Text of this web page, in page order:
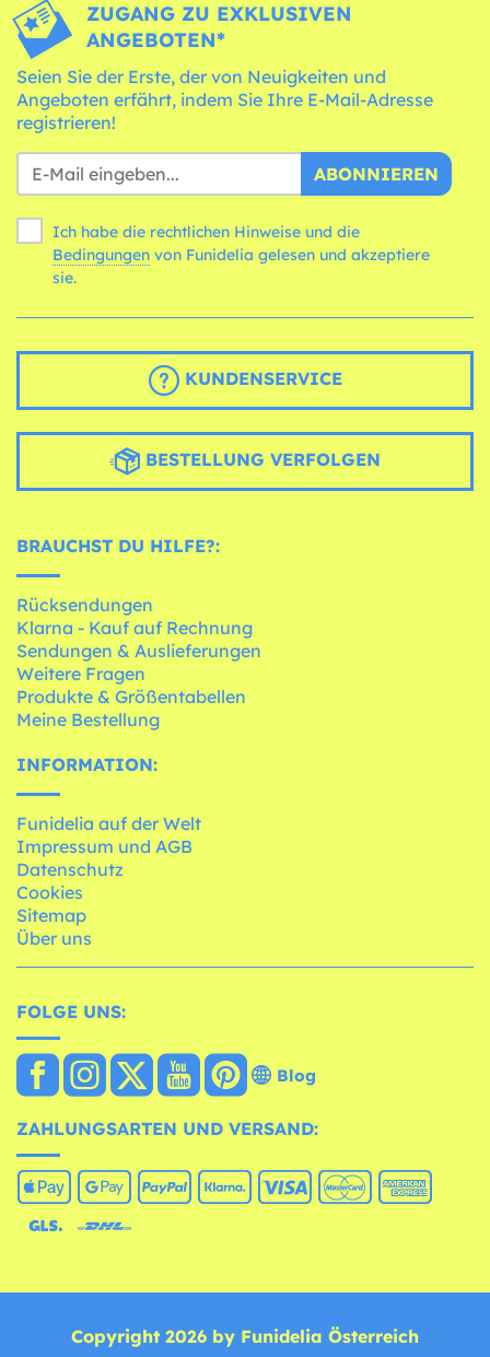
ZUGANG ZU EXKLUSIVEN
ANGEBOTEN*
Seien Sie der Erste, der von Neuigkeiten und
Angeboten erfährt, indem Sie Ihre E-Mail-Adresse
registrieren!
ABONNIEREN
Ich habe die rechtlichen Hinweise und die
Bedingungen
sie.
KUNDENSERVICE
BESTELLUNG VERFOLGEN
BRAUCHST DU HILFE?:
Rücksendungen
Klarna - Kauf auf Rechnung
Sendungen & Auslieferungen
Weitere Fragen
Produkte & Größentabellen
Meine Bestellung
INFORMATION:
Funidelia auf der Welt
Impressum und AGB
Datenschutz
Cookies
Sitemap
Über uns
FOLGE UNS:
Blog
ZAHLUNGSARTEN UND VERSAND:
Copyright 2026 by Funidelia Österreich